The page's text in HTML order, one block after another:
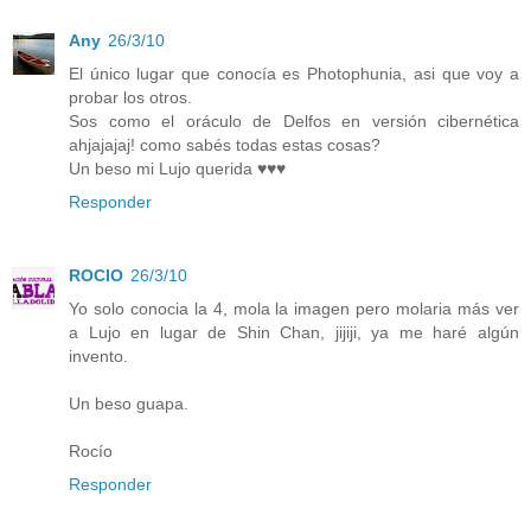
Any 26/3/10
El único lugar que conocía es Photophunia, asi que voy a
probar los otros.
Sos como el oráculo de Delfos en versión cibernética
ahjajajaj! como sabés todas estas cosas?
Un beso mi Lujo querida ♥♥♥
Responder
ROCIO 26/3/10
Yo solo conocia la 4, mola la imagen pero molaria más ver
a Lujo en lugar de Shin Chan, jijiji, ya me haré algún
invento.
Un beso guapa.
Rocío
Responder